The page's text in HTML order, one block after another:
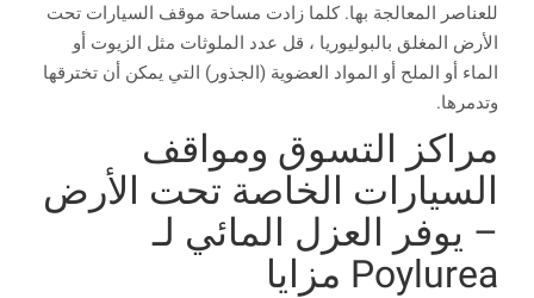
للعناصر المعالجة بها. كلما زادت مساحة موقف السيارات تحت
الأرض المغلق بالبوليوريا ، قل عدد الملوثات مثل الزيوت أو
الماء أو الملح أو المواد العضوية (الجذور) التي يمكن أن تخترقها
وتدمرها.
مراكز التسوق ومواقف
السيارات الخاصة تحت الأرض
– يوفر العزل المائي لـ
Poylurea مزايا